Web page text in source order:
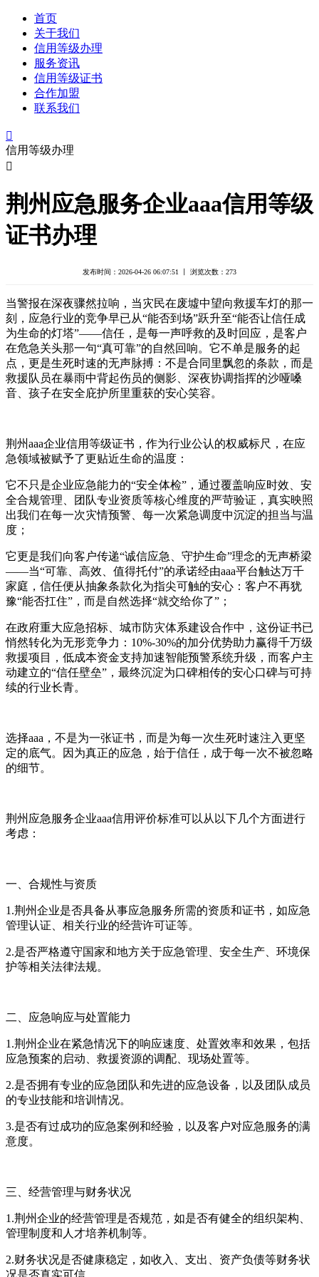
首页
关于我们
信用等级办理
服务资讯
信用等级证书
合作加盟
联系我们

信用等级办理

荆州应急服务企业aaa信用等级
证书办理
发布时间：2026-04-26 06:07:51 丨 浏览次数： 273
当警报在深夜骤然拉响，当灾民在废墟中望向救援车灯的那一
刻，应急行业的竞争早已从“能否到场”跃升至“能否让信任成
为生命的灯塔”——信任，是每一声呼救的及时回应，是客户
在危急关头那一句“真可靠”的自然回响。它不单是服务的起
点，更是生死时速的无声脉搏：不是合同里飘忽的条款，而是
救援队员在暴雨中背起伤员的侧影、深夜协调指挥的沙哑嗓
音、孩子在安全庇护所里重获的安心笑容。
荆州aaa企业信用等级证书，作为行业公认的权威标尺，在应
急领域被赋予了更贴近生命的温度：
它不只是企业应急能力的“安全体检”，通过覆盖响应时效、安
全合规管理、团队专业资质等核心维度的严苛验证，真实映照
出我们在每一次灾情预警、每一次紧急调度中沉淀的担当与温
度；
它更是我们向客户传递“诚信应急、守护生命”理念的无声桥梁
——当“可靠、高效、值得托付”的承诺经由aaa平台触达万千
家庭，信任便从抽象条款化为指尖可触的安心：客户不再犹
豫“能否扛住”，而是自然选择“就交给你了”；
在政府重大应急招标、城市防灾体系建设合作中，这份证书已
悄然转化为无形竞争力：10%-30%的加分优势助力赢得千万级
救援项目，低成本资金支持加速智能预警系统升级，而客户主
动建立的“信任壁垒”，最终沉淀为口碑相传的安心口碑与可持
续的行业长青。
选择aaa，不是为一张证书，而是为每一次生死时速注入更坚
定的底气。因为真正的应急，始于信任，成于每一次不被忽略
的细节。
荆州应急服务企业aaa信用评价标准可以从以下几个方面进行
考虑：
一、合规性与资质
1.荆州企业是否具备从事应急服务所需的资质和证书，如应急
管理认证、相关行业的经营许可证等。
2.是否严格遵守国家和地方关于应急管理、安全生产、环境保
护等相关法律法规。
二、应急响应与处置能力
1.荆州企业在紧急情况下的响应速度、处置效率和效果，包括
应急预案的启动、救援资源的调配、现场处置等。
2.是否拥有专业的应急团队和先进的应急设备，以及团队成员
的专业技能和培训情况。
3.是否有过成功的应急案例和经验，以及客户对应急服务的满
意度。
三、经营管理与财务状况
1.荆州企业的经营管理是否规范，如是否有健全的组织架构、
管理制度和人才培养机制等。
2.财务状况是否健康稳定，如收入、支出、资产负债等财务状
况是否真实可信。